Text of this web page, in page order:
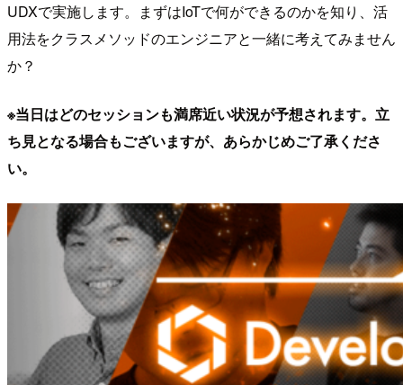
UDXで実施します。まずはIoTで何ができるのかを知り、活
用法をクラスメソッドのエンジニアと一緒に考えてみません
か？
※当日はどのセッションも満席近い状況が予想されます。立
ち見となる場合もございますが、あらかじめご了承くださ
い。